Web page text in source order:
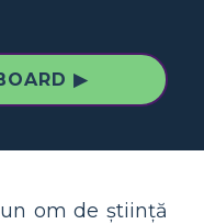
▶
om de știință